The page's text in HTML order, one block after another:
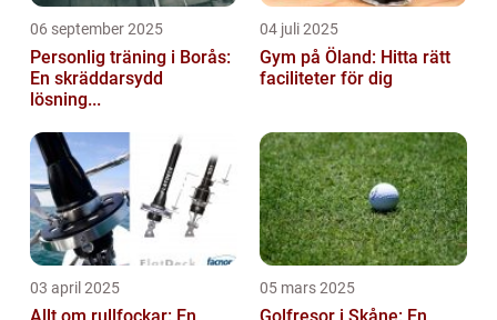
06 september 2025
Personlig träning i Borås:
En skräddarsydd
lösning...
04 juli 2025
Gym på Öland: Hitta rätt
faciliteter för dig
03 april 2025 05 mars 2025